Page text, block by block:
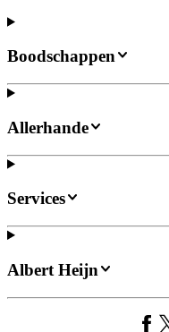
Boodschappen
Allerhande
Services
Albert Heijn